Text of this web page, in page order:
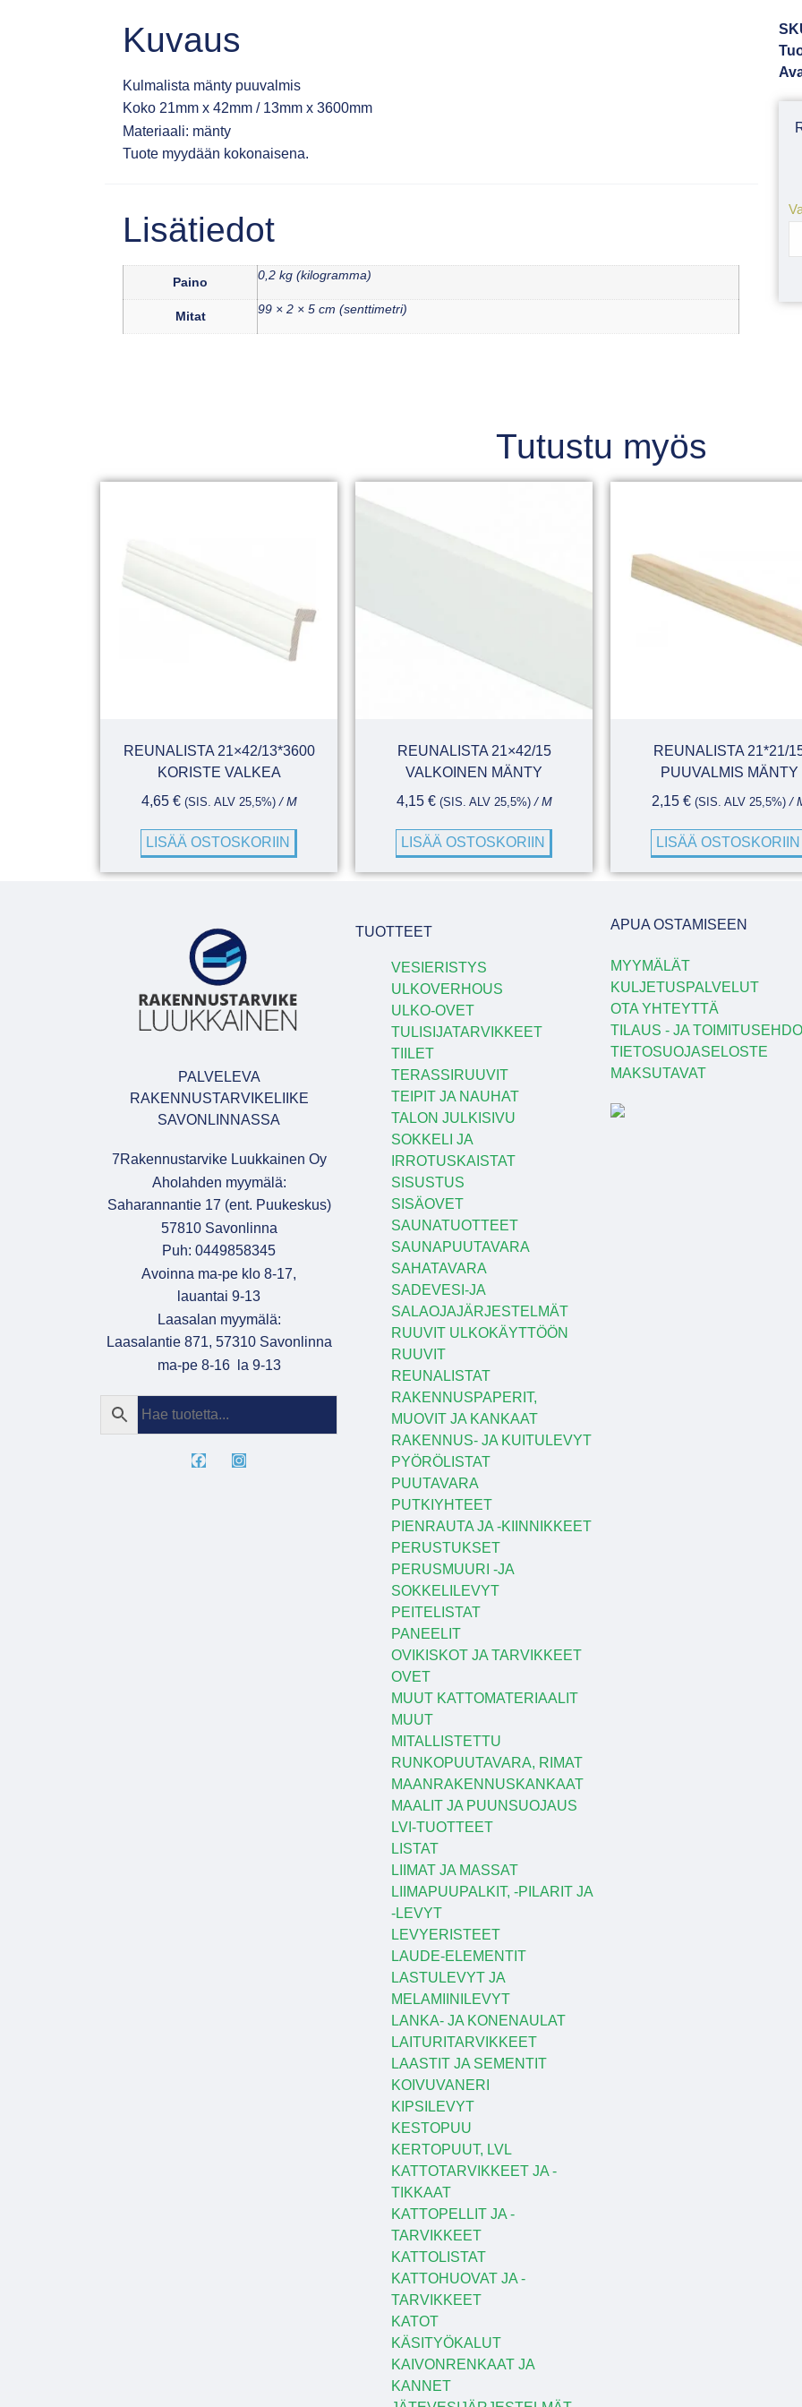
Kuvaus
Kulmalista mänty puuvalmis
Koko 21mm x 42mm / 13mm x 3600mm
Materiaali: mänty
Tuote myydään kokonaisena.
Lisätiedot
Paino 0,2 kg (kilogramma)
Mitat 99 × 2 × 5 cm (senttimetri)
Tutustu myös
REUNALISTA 21×42/13*3600
KORISTE VALKEA
4,65 € (SIS. ALV 25,5%)/ M
LISÄÄ OSTOSKORIIN
REUNALISTA 21×42/15
VALKOINEN MÄNTY
4,15 € (SIS. ALV 25,5%)/ M
LISÄÄ OSTOSKORIIN
REUNALISTA 21*21/
PUUVALMIS MÄNTY
2,15 € (SIS. ALV 25,5%)/
LISÄÄ OSTOSKORIIN
PALVELEVA
RAKENNUSTARVIKELIIKE
SAVONLINNASSA
7Rakennustarvike Luukkainen Oy
Aholahden myymälä:
Saharannantie 17 (ent. Puukeskus)
57810 Savonlinna
Puh: 0449858345
Avoinna ma-pe klo 8-17,
lauantai 9-13
Laasalan myymälä:
Laasalantie 871, 57310 Savonlinna
ma-pe 8-16 la 9-13
TUOTTEET
VESIERISTYS
ULKOVERHOUS
ULKO-OVET
TULISIJATARVIKKEET
TIILET
TERASSIRUUVIT
TEIPIT JA NAUHAT
TALON JULKISIVU
SOKKELI JA
IRROTUSKAISTAT
SISUSTUS
SISÄOVET
SAUNATUOTTEET
SAUNAPUUTAVARA
SAHATAVARA
SADEVESI-JA
SALAOJAJÄRJESTELMÄT
RUUVIT ULKOKÄYTTÖÖN
RUUVIT
REUNALISTAT
RAKENNUSPAPERIT,
MUOVIT JA KANKAAT
RAKENNUS- JA KUITULEVYT
PYÖRÖLISTAT
PUUTAVARA
PUTKIYHTEET
PIENRAUTA JA -KIINNIKKEET
PERUSTUKSET
PERUSMUURI -JA
SOKKELILEVYT
PEITELISTAT
PANEELIT
OVIKISKOT JA TARVIKKEET
OVET
MUUT KATTOMATERIAALIT
MUUT
MITALLISTETTU
RUNKOPUUTAVARA, RIMAT
MAANRAKENNUSKANKAAT
MAALIT JA PUUNSUOJAUS
LVI-TUOTTEET
LISTAT
LIIMAT JA MASSAT
LIIMAPUUPALKIT, -PILARIT JA
-LEVYT
LEVYERISTEET
LAUDE-ELEMENTIT
LASTULEVYT JA
MELAMIINILEVYT
LANKA- JA KONENAULAT
LAITURITARVIKKEET
LAASTIT JA SEMENTIT
KOIVUVANERI
KIPSILEVYT
KESTOPUU
KERTOPUUT, LVL
KATTOTARVIKKEET JA -
TIKKAAT
KATTOPELLIT JA -
TARVIKKEET
KATTOLISTAT
KATTOHUOVAT JA -
TARVIKKEET
KATOT
KÄSITYÖKALUT
KAIVONRENKAAT JA
KANNET
APUA OSTAMISEEN
MYYMÄLÄT
KULJETUSPALVELUT
OTA YHTEYTTÄ
TILAUS - JA
TIETOSUOJASELOSTE
MAKSUTAVAT